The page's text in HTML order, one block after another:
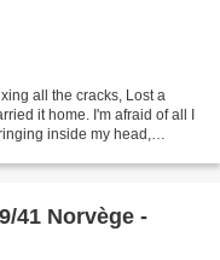
all the cracks, Lost a
it home. I'm afraid of all I
inside my head,
41 Norvège -